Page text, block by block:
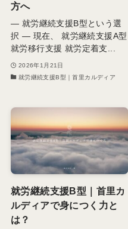
方へ
― 就労継続支援B型という選
択 ― 現在、 就労継続支援A型
就労移行支援 就労定着支...
2026年1月21日
就労継続支援B型｜首里カルディア
就労継続支援B型｜首里カ
ルディアで身につく力と
は？